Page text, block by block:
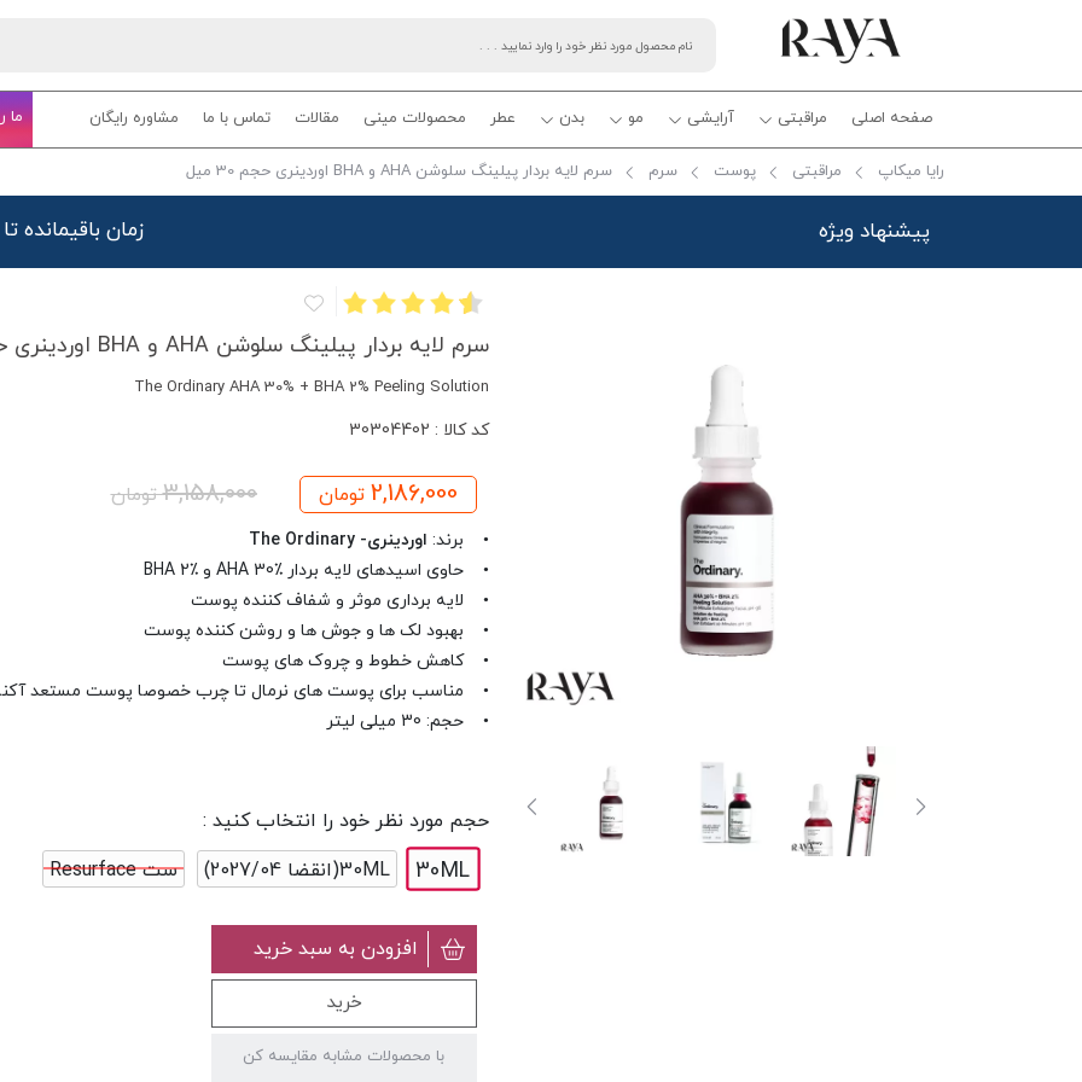
صفحه اصلی مراقبتی آرایشی مو بدن عطر محصولات مینی مقالات تماس با ما مشاوره رایگان ما
رایا میکاپ مراقبتی پوست سرم سرم لایه بردار پیلینگ سلوشن AHA و BHA اوردینری حجم 30 میل
پیشنهاد ویژه زمان باقیمانده
سرم لایه بردار پیلینگ سلوشن AHA و BHA اوردینری حجم 30 میل
The Ordinary AHA 30% + BHA 2% Peeling Solution
کد کالا : 30304402
2,186,000 تومان 3,158,000تومان
• برند: اوردینری- The Ordinary
• حاوی اسیدهای لایه بردار AHA 30٪ و BHA 2٪
• لایه برداری موثر و شفاف کننده پوست
• بهبود لک ها و جوش ها و روشن کننده پوست
• کاهش خطوط و چروک های پوست
• مناسب برای پوست های نرمال تا چرب خصوصا پوست مستعد
• حجم: 30 میلی لیتر
حجم مورد نظر خود را انتخاب کنید :
30ML 30ML(انقضا 2027/04) ست Resurface
افزودن به سبد خرید
خرید
با محصولات مشابه مقایسه کن